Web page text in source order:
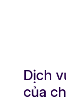
Dịch
của